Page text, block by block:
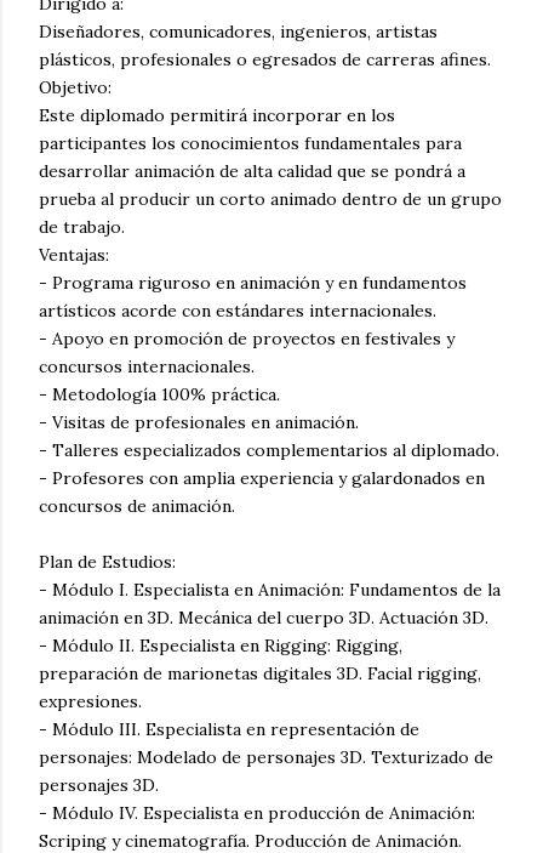
Diseñadores, comunicadores, ingenieros, artistas
plásticos, profesionales o egresados de carreras afines.
Objetivo:
Este diplomado permitirá incorporar en los
participantes los conocimientos fundamentales para
desarrollar animación de alta calidad que se pondrá a
prueba al producir un corto animado dentro de un grupo
de trabajo.
Ventajas:
- Programa riguroso en animación y en fundamentos
artísticos acorde con estándares internacionales.
- Apoyo en promoción de proyectos en festivales y
concursos internacionales.
- Metodología 100% práctica.
- Visitas de profesionales en animación.
- Talleres especializados complementarios al diplomado.
- Profesores con amplia experiencia y galardonados en
concursos de animación.
Plan de Estudios:
- Módulo I. Especialista en Animación: Fundamentos de la
animación en 3D. Mecánica del cuerpo 3D. Actuación 3D.
- Módulo II. Especialista en Rigging: Rigging,
preparación de marionetas digitales 3D. Facial rigging,
expresiones.
- Módulo III. Especialista en representación de
personajes: Modelado de personajes 3D. Texturizado de
personajes 3D.
- Módulo IV. Especialista en producción de Animación:
Scriping y cinematografía. Producción de Animación.